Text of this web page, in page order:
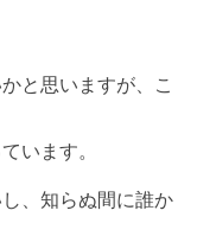
クを義務づけてい
ョン開発を実践
ング、またはそれ
と思いますが、こ
います。
、知らぬ間に誰か